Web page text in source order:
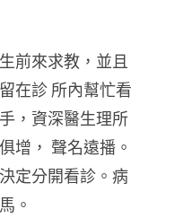
前來求教，並且
在診 所內幫忙看
，資深醫生理所
增， 聲名遠播。
定分開看診。病
。